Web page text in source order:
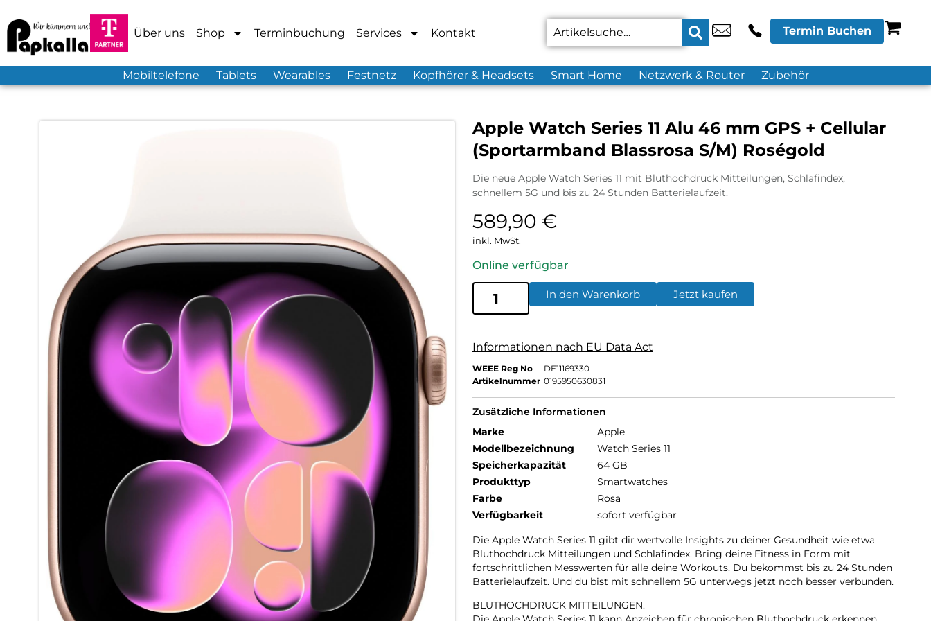
Über uns Shop Terminbuchung Services Kontakt Termin Buchen
Mobiltelefone Tablets Wearables Festnetz Kopfhörer & Headsets Smart Home Netzwerk & Router Zubehör
Apple Watch Series 11 Alu 46 mm GPS + Cellular
(Sportarmband Blassrosa S/M) Roségold
Die neue Apple Watch Series 11 mit Bluthochdruck Mitteilungen, Schlafindex,
schnellem 5G und bis zu 24 Stunden Batterielaufzeit.
589,90 €
inkl. MwSt.
Online verfügbar
In den Warenkorb Jetzt kaufen
Informationen nach EU Data Act
WEEE Reg No
DE11169330
Artikelnummer 0195950630831
Zusätzliche Informationen
Marke
Apple
Modellbezeichnung
Watch Series 11
Speicherkapazität
64 GB
Produkttyp
Smartwatches
Farbe
Rosa
Verfügbarkeit
sofort verfügbar
Die Apple Watch Series 11 gibt dir wertvolle Insights zu deiner Gesundheit wie etwa
Bluthochdruck Mitteilungen und Schlafindex. Bring deine Fitness in Form mit
fortschrittlichen Messwerten für alle deine Workouts. Du bekommst bis zu 24 Stunden
Batterielaufzeit. Und du bist mit schnellem 5G unterwegs jetzt noch besser verbunden.
BLUTHOCHDRUCK MITTEILUNGEN.